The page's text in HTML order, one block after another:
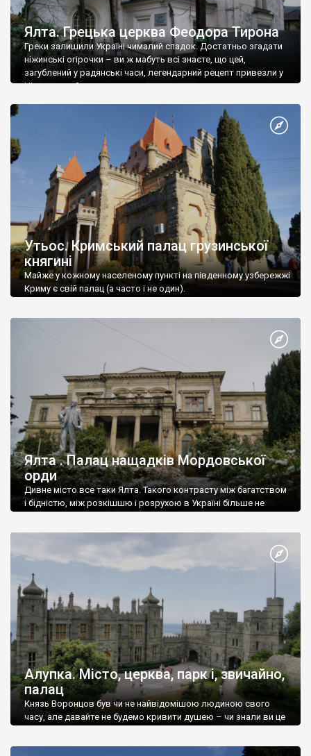
Ялта. Грецька церква Феодора Тирона
Греки залишили Україні чималий спадок. Достатньо згадати
ніжинські огірочки – ви ж мабуть всі знаєте, що цей,
загублений у радянські часи, легендарний рецепт привезли у
Ніжин греки?
Утьос. Кримський палац грузинської
княгині
Майже у кожному населеному пункті на південному узбережжі
Криму є свій палац (а часто і не один).
Ялта . Палац нащадків Мордовської
орди
Дивне місто все таки Ялта. Такого контрасту між багатством
і бідністю, між розкішшю і розрухою в Україні більше не
Алупка. Місто, церква, парк і, звичайно,
палац
Князь Воронцов був чи не найвідомішою людиною свого
часу, але давайте не будемо кривити душею – чи знали ви це